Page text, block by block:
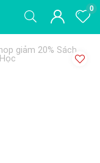
0
giảm 20% Sách